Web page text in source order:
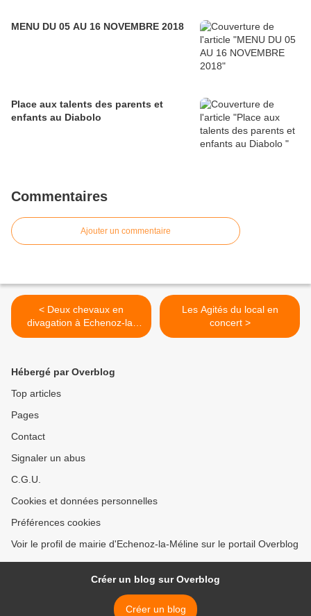
MENU DU 05 AU 16 NOVEMBRE 2018
Place aux talents des parents et
enfants au Diabolo
Commentaires
Ajouter un commentaire
< Deux chevaux en
divagation à Echenoz-la-
Méline cherchent leur
Les Agités du local en
concert >
Hébergé par Overblog
Top articles
Pages
Contact
Signaler un abus
C.G.U.
Cookies et données personnelles
Préférences cookies
Voir le profil de mairie d'Echenoz-la-Méline sur le portail Overblog
Créer un blog sur Overblog
Créer un blog